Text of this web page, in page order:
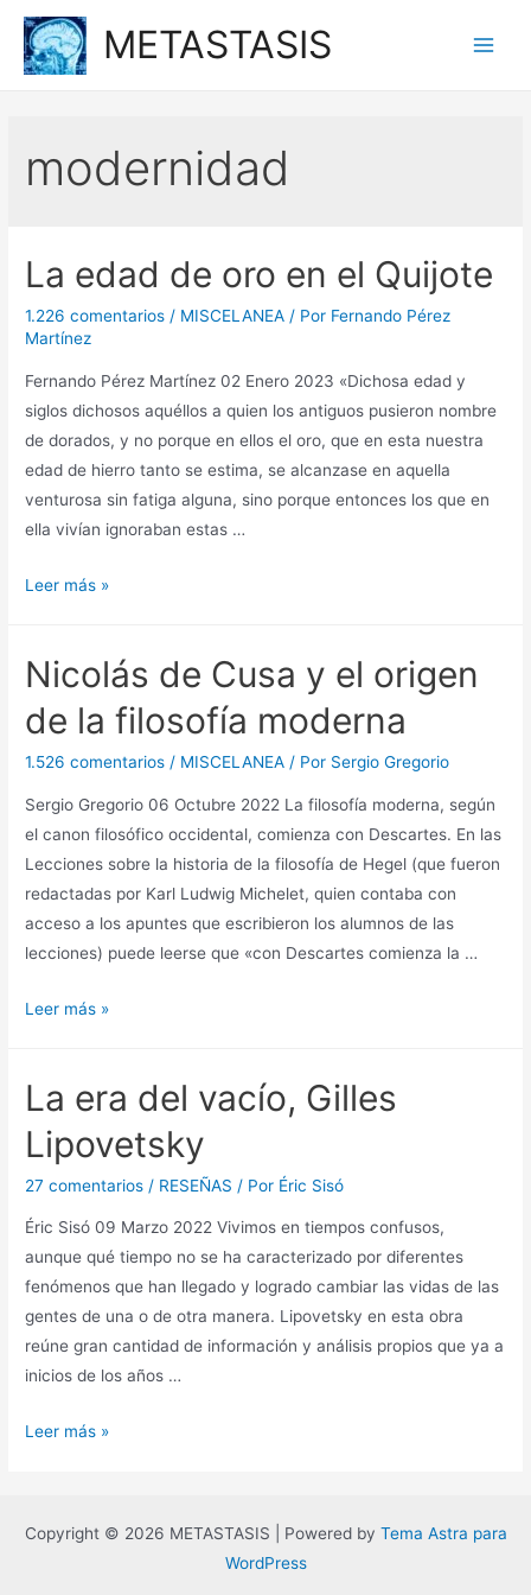
contenido
METASTASIS
modernidad
La edad de oro en el Quijote
1.226 comentarios / MISCELANEA / Por Fernando Pérez
Martínez
Fernando Pérez Martínez 02 Enero 2023 «Dichosa edad y
siglos dichosos aquéllos a quien los antiguos pusieron nombre
de dorados, y no porque en ellos el oro, que en esta nuestra
edad de hierro tanto se estima, se alcanzase en aquella
venturosa sin fatiga alguna, sino porque entonces los que en
ella vivían ignoraban estas …
La
oro
el
Quijote
Leer más »
Nicolás de Cusa y el origen
de la filosofía moderna
1.526 comentarios / MISCELANEA / Por Sergio Gregorio
Sergio Gregorio 06 Octubre 2022 La filosofía moderna, según
el canon filosófico occidental, comienza con Descartes. En las
Lecciones sobre la historia de la filosofía de Hegel (que fueron
redactadas por Karl Ludwig Michelet, quien contaba con
acceso a los apuntes que escribieron los alumnos de las
lecciones) puede leerse que «con Descartes comienza la …
Nicolás
origen
de
la
Leer más »
La era del vacío, Gilles
Lipovetsky
27 comentarios / RESEÑAS / Por Éric Sisó
Éric Sisó 09 Marzo 2022 Vivimos en tiempos confusos,
aunque qué tiempo no se ha caracterizado por diferentes
fenómenos que han llegado y logrado cambiar las vidas de las
gentes de una o de otra manera. Lipovetsky en esta obra
reúne gran cantidad de información y análisis propios que ya a
inicios de los años …
La
Gilles
Leer más »
Copyright © 2026 METASTASIS | Powered by Tema Astra para
WordPress